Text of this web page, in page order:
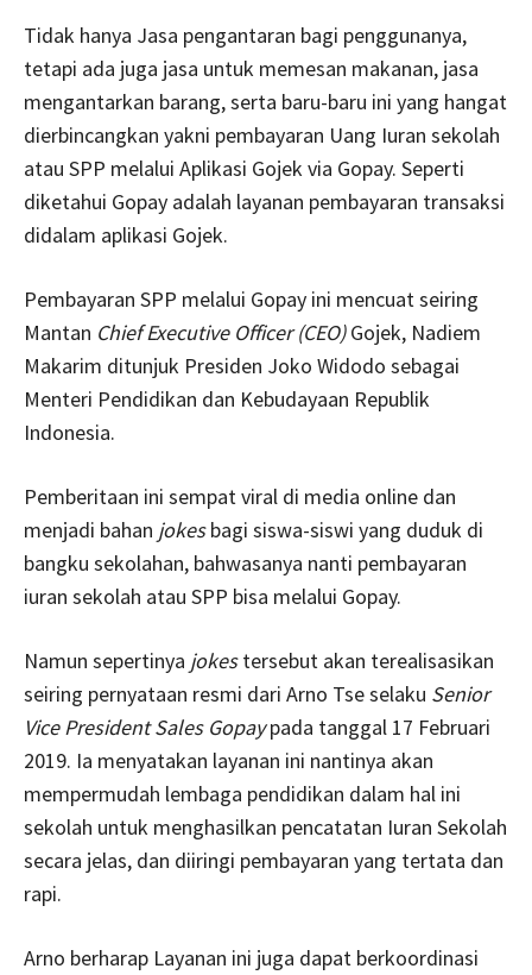
Tidak hanya Jasa pengantaran bagi penggunanya,
tetapi ada juga jasa untuk memesan makanan, jasa
mengantarkan barang, serta baru-baru ini yang hangat
dierbincangkan yakni pembayaran Uang Iuran sekolah
atau SPP melalui Aplikasi Gojek via Gopay. Seperti
diketahui Gopay adalah layanan pembayaran transaksi
didalam aplikasi Gojek.
Pembayaran SPP melalui Gopay ini mencuat seiring
Mantan Chief Executive Officer (CEO)Gojek, Nadiem
Makarim ditunjuk Presiden Joko Widodo sebagai
Menteri Pendidikan dan Kebudayaan Republik
Indonesia.
Pemberitaan ini sempat viral di media online dan
menjadi bahan jokesbagi siswa-siswi yang duduk di
bangku sekolahan, bahwasanya nanti pembayaran
iuran sekolah atau SPP bisa melalui Gopay.
Namun sepertinya jokestersebut akan terealisasikan
seiring pernyataan resmi dari Arno Tse selaku Senior
Vice President Sales Gopaypada tanggal 17 Februari
2019. Ia menyatakan layanan ini nantinya akan
mempermudah lembaga pendidikan dalam hal ini
sekolah untuk menghasilkan pencatatan Iuran Sekolah
secara jelas, dan diiringi pembayaran yang tertata dan
rapi.
Arno berharap Layanan ini juga dapat berkoordinasi